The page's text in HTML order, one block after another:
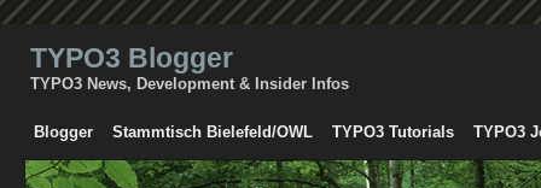
TYPO3 Blogger
TYPO3 News, Development & Insider Infos
Blogger Stammtisch Bielefeld/OWL TYPO3 Tutorials TYPO3